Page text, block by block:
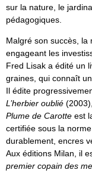
sur la nature, le
pédagogiques.
Malgré son succès, la
engageant les
Fred Lisak a édité un
graines, qui connaît
Il édite
L’herbier oublié
Plume de Carotte est
certifiée sous la
durablement, encres
Aux éditions Milan, il
premier copain des